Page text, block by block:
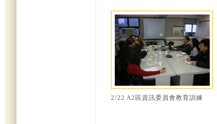
2/22 A2區資訊委員會教育訓練